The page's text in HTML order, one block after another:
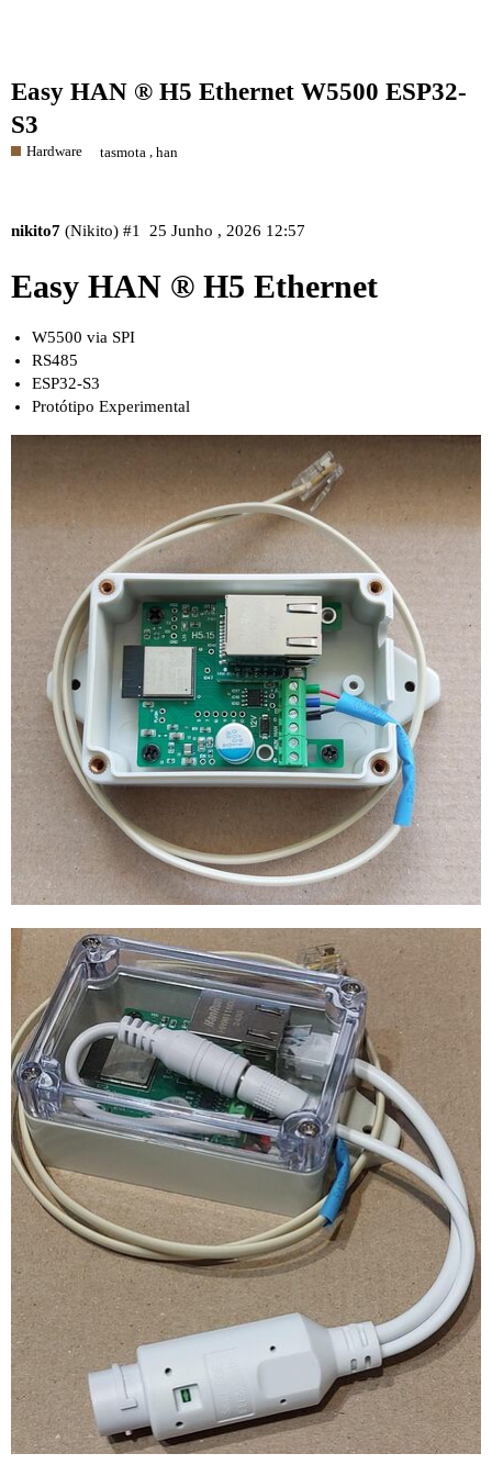
Easy HAN ® H5 Ethernet W5500 ESP32-
S3
Hardware tasmota ,han
nikito7 (Nikito) 25 Junho , 2026 12:57
#1
Easy HAN ® H5 Ethernet
W5500 via SPI
RS485
ESP32-S3
Protótipo Experimental